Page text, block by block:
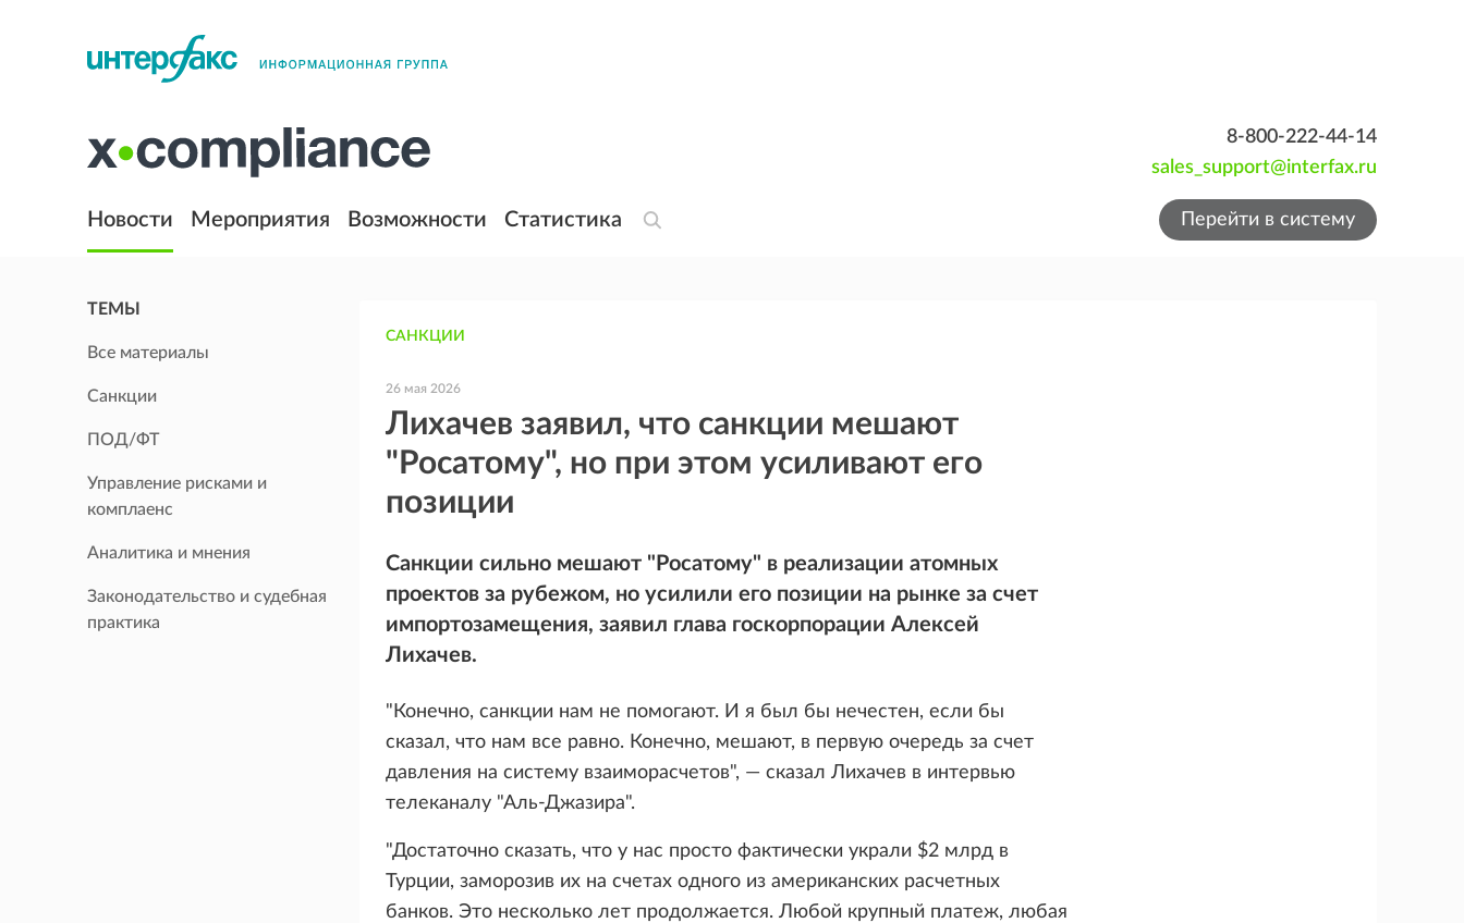
8-800-222-44-14
sales_support@interfax.ru
Новости Мероприятия Возможности Статистика Перейти в систему
ТЕМЫ
Все материалы
Санкции
ПОД/ФТ
Управление рисками и
комплаенс
Аналитика и мнения
Законодательство и судебная
практика
САНКЦИИ
26 мая 2026
Лихачев заявил, что санкции мешают
"Росатому", но при этом усиливают его
позиции
Санкции сильно мешают "Росатому" в реализации атомных
проектов за рубежом, но усилили его позиции на рынке за счет
импортозамещения, заявил глава госкорпорации Алексей
Лихачев.
"Конечно, санкции нам не помогают. И я был бы нечестен, если бы
сказал, что нам все равно. Конечно, мешают, в первую очередь за счет
давления на систему взаиморасчетов", — сказал Лихачев в интервью
телеканалу "Аль-Джазира".
"Достаточно сказать, что у нас просто фактически украли $2 млрд в
Турции, заморозив их на счетах одного из американских расчетных
банков. Это несколько лет продолжается. Любой крупный платеж, любая